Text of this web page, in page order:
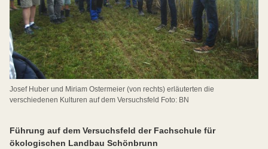
Josef Huber und Miriam Ostermeier (von rechts) erläuterten die
verschiedenen Kulturen auf dem Versuchsfeld Foto: BN
Führung auf dem Versuchsfeld der Fachschule für
ökologischen Landbau Schönbrunn